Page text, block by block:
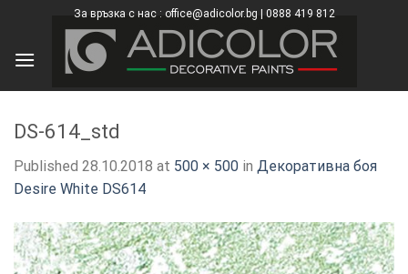
content
За връзка с нас : office@adicolor.bg | 0888 419 812
DS-614_std
Published 28.10.2018 at 500 × 500 in Декоративна боя
Desire White DS614
×